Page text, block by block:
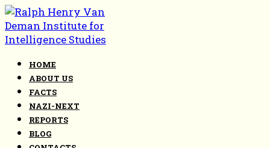
Skip
to
content
HOME
ABOUT US
FACTS
NAZI-NEXT
REPORTS
BLOG